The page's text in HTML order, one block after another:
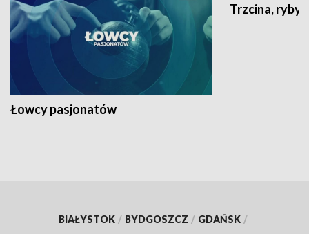
Łowcy pasjonatów
Trzcina, ryby
BIAŁYSTOK / BYDGOSZCZ / GDAŃSK /